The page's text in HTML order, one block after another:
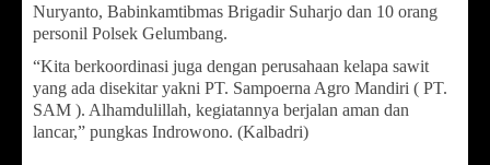
Nuryanto, Babinkamtibmas Brigadir Suharjo dan 10 orang
personil Polsek Gelumbang.
“Kita berkoordinasi juga dengan perusahaan kelapa sawit
yang ada disekitar yakni PT. Sampoerna Agro Mandiri ( PT.
SAM ). Alhamdulillah, kegiatannya berjalan aman dan
lancar,” pungkas Indrowono. (Kalbadri)